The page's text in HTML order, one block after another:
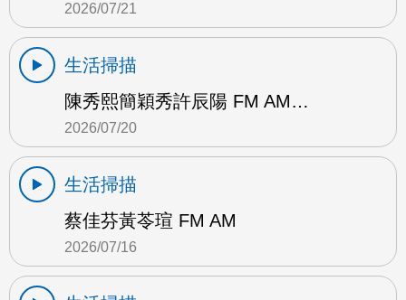
2026/07/21
生活掃描
陳秀熙簡穎秀許辰陽 FM AM…
2026/07/20
生活掃描
蔡佳芬黃苓瑄 FM AM
2026/07/16